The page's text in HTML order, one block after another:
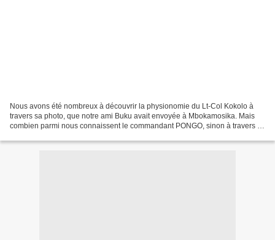
Nous avons été nombreux à découvrir la physionomie du Lt-Col Kokolo à
travers sa photo, que notre ami Buku avait envoyée à Mbokamosika. Mais
combien parmi nous connaissent le commandant PONGO, sinon à travers sa